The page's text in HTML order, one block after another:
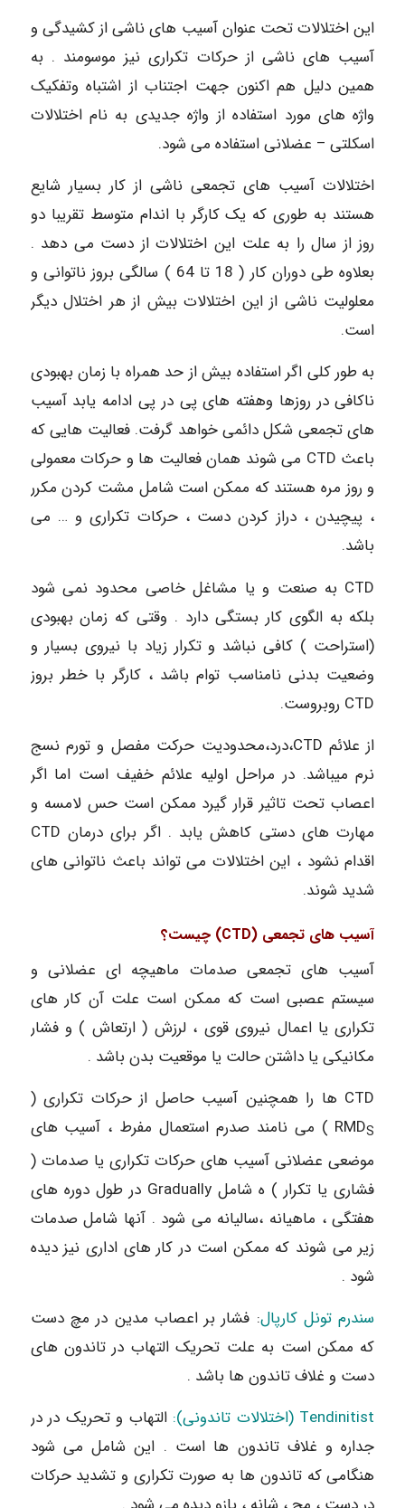
این اختلالات تحت عنوان آسیب های ناشی از کشیدگی و
آسیب های ناشی از حرکات تکراری نیز موسومند . به
همین دلیل هم اکنون جهت اجتناب از اشتباه وتفکیک
واژه های مورد استفاده از واژه جدیدی به نام اختلالات
اسکلتی – عضلانی استفاده می شود.
اختلالات آسیب های تجمعی ناشی از کار بسیار شایع
هستند به طوری که یک کارگر با اندام متوسط تقریبا دو
روز از سال را به علت این اختلالات از دست می دهد .
بعلاوه طی دوران کار ( 18 تا 64 ) سالگی بروز ناتوانی و
معلولیت ناشی از این اختلالات بیش از هر اختلال دیگر
است.
به طور کلی اگر استفاده بیش از حد همراه با زمان بهبودی
ناکافی در روزها وهفته های پی در پی ادامه یابد آسیب
های تجمعی شکل دائمی خواهد گرفت. فعالیت هایی که
باعث CTD می شوند همان فعالیت ها و حرکات معمولی
و روز مره هستند که ممکن است شامل مشت کردن مکرر
، پیچیدن ، دراز کردن دست ، حرکات تکراری و … می
باشد.
CTD به صنعت و یا مشاغل خاصی محدود نمی شود
بلکه به الگوی کار بستگی دارد . وقتی که زمان بهبودی
(استراحت ) کافی نباشد و تکرار زیاد با نیروی بسیار و
وضعیت بدنی نامناسب توام باشد ، کارگر با خطر بروز
CTD روبروست.
از علائم CTD،درد،محدودیت حرکت مفصل و تورم نسج
نرم میباشد. در مراحل اولیه علائم خفیف است اما اگر
اعصاب تحت تاثیر قرار گیرد ممکن است حس لامسه و
مهارت های دستی کاهش یابد . اگر برای درمان CTD
اقدام نشود ، این اختلالات می تواند باعث ناتوانی های
شدید شوند.
آسیب های تجمعی (CTD) چیست؟
آسیب های تجمعی صدمات ماهیچه ای عضلانی و
سیستم عصبی است که ممکن است علت آن کار های
تکراری یا اعمال نیروی قوی ، لرزش ( ارتعاش ) و فشار
مکانیکی یا داشتن حالت یا موقعیت بدن باشد .
CTD ها را همچنین آسیب حاصل از حرکات تکراری (
RMDS
) می نامند صدرم استعمال مفرط ، آسیب های
موضعی عضلانی آسیب های حرکات تکراری یا صدمات (
فشاری یا تکرار ) ه شامل Gradually در طول دوره های
هفتگی ، ماهیانه ،سالیانه می شود . آنها شامل صدمات
زیر می شوند که ممکن است در کار های اداری نیز دیده
شود .
سندرم تونل کارپال: فشار بر اعصاب مدین در مچ دست
که ممکن است به علت تحریک التهاب در تاندون های
دست و غلاف تاندون ها باشد .
Tendinitist (اختلالات تاندونی):
التهاب و تحریک در در
جداره و غلاف تاندون ها است . این شامل می شود
هنگامی که تاندون ها به صورت تکراری و تشدید حرکات